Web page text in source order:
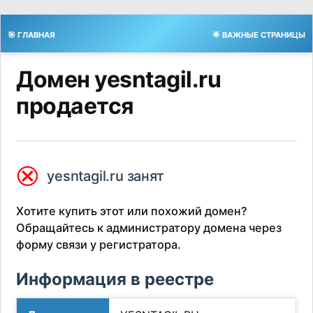
🎯 ГЛАВНАЯ 🌟 ВАЖНЫЕ СТРАНИЦЫ
Домен yesntagil.ru
продается
⮿ yesntagil.ru занят
Хотите купить этот или похожий домен?
Обращайтесь к администратору домена через
форму связи у регистратора.
Информация в реестре